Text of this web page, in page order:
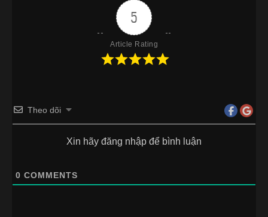
5
Article Rating
Theo dõi
Xin hãy đăng nhập để bình luận
0 COMMENTS